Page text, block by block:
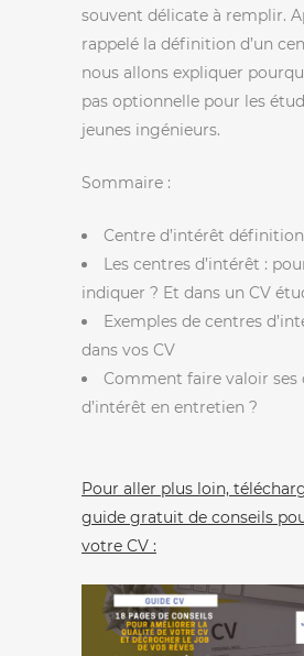
souvent délicate à remplir.
rappelé la définition d’un
nous allons expliquer
pas optionnelle pour les
jeunes ingénieurs.
Sommaire :
Centre d’intérêt définition
Les centres d’intérêt :
indiquer ? Et dans un CV
Exemples de centres
dans vos CV
Comment faire valoir ses
d’intérêt en entretien ?
Pour aller plus loin,
guide gratuit de conseils
votre CV :